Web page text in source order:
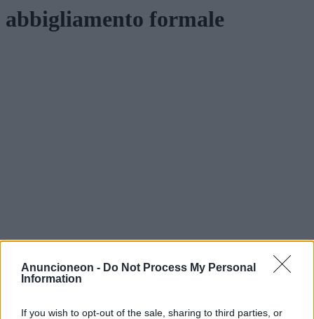
Anuncioneon - Do Not Process My Personal
Information
If you wish to opt-out of the sale, sharing to third parties, or
abbigliamento formale